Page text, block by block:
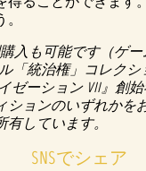
入も可能です（ゲ
ル「統治権」コレク
ゼーション VII』創
ションのいずれかを
しています。
SNSでシェア